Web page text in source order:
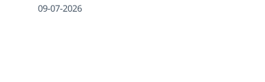
09-07-2026